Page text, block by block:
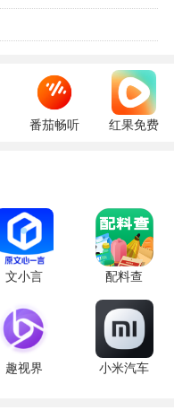
番茄畅听
红果免费
文小言
安卓版
配料查
3.0.1 官方
版
趣视界
小米汽车